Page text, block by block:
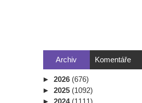
Archiv Komentáře
► 2026 (676)
► 2025 (1092)
► 2024 (1111)